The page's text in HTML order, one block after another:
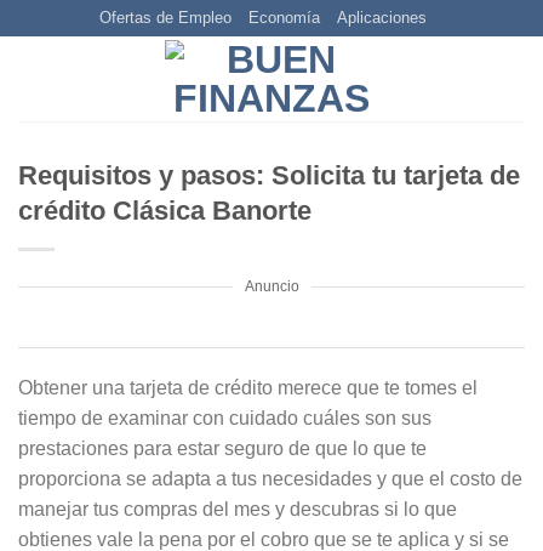
Ofertas de Empleo Economía Aplicaciones
Requisitos y pasos: Solicita tu tarjeta de
crédito Clásica Banorte
Anuncio
Obtener una tarjeta de crédito merece que te tomes el
tiempo de examinar con cuidado cuáles son sus
prestaciones para estar seguro de que lo que te
proporciona se adapta a tus necesidades y que el costo de
manejar tus compras del mes y descubras si lo que
obtienes vale la pena por el cobro que se te aplica y si se